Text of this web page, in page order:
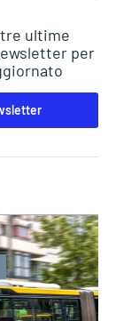
ultime
per